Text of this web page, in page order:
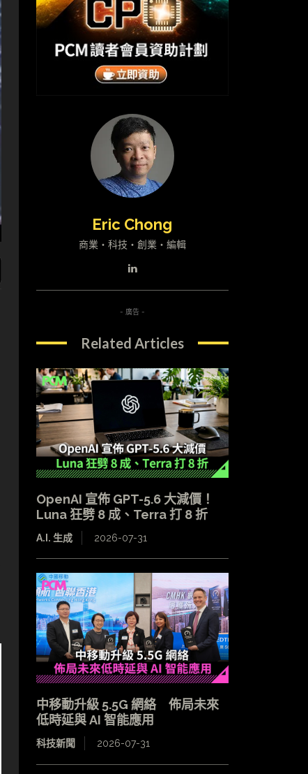
Eric Chong
商業・科技・創業・編輯
- 廣告 -
Related Articles
OpenAI 宣佈 GPT-5.6 大減價！
Luna 狂劈 8 成、Terra 打 8 折
A.I. 生成 2026-07-31
中移動升級 5.5G 網絡 佈局未來
低時延與 AI 智能應用
科技新聞 2026-07-31